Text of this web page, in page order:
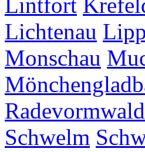
Lichtenau
Monschau
Radevormwald
Schwelm